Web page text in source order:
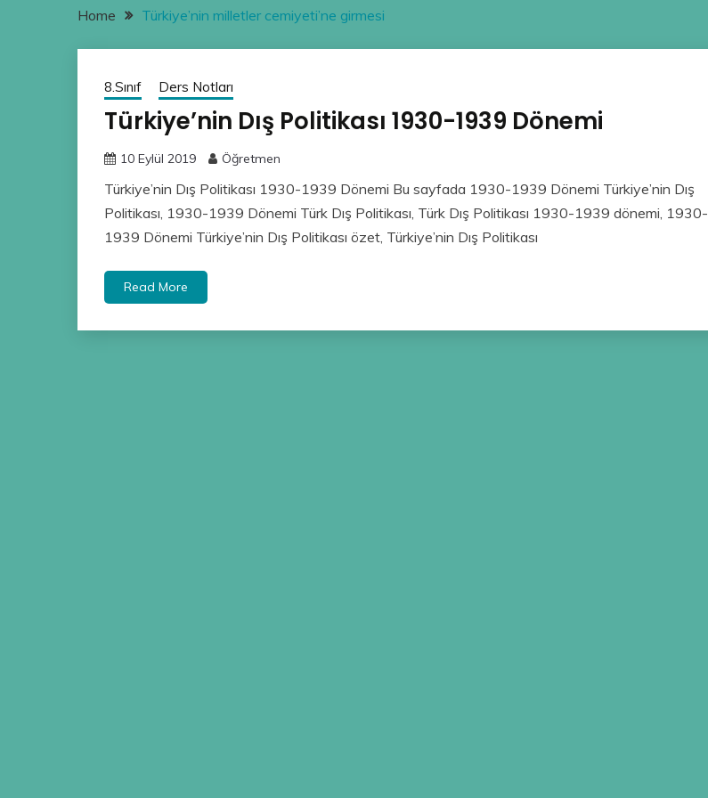
Home Türkiye’nin milletler cemiyeti’ne girmesi
8.Sınıf Ders Notları
Türkiye’nin Dış Politikası 1930-1939 Dönemi
10 Eylül 2019 Öğretmen
Türkiye’nin Dış Politikası 1930-1939 Dönemi Bu sayfada 1930-1939 Dönemi Türkiye’nin Dış
Politikası, 1930-1939 Dönemi Türk Dış Politikası, Türk Dış Politikası 1930-1939 dönemi, 1930-
1939 Dönemi Türkiye’nin Dış Politikası özet, Türkiye’nin Dış Politikası
Read More